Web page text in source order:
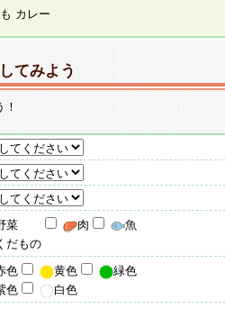
カレー
てみよう
菜 肉
魚
だもの
色 黄色
緑色
色
白色